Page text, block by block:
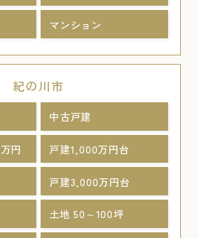
マンション
紀の川市
中古戸建
円 戸建1,000万円台
戸建3,000万円台
土地 50～100坪